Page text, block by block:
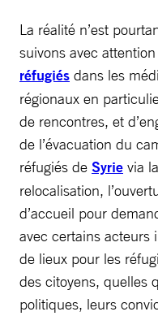
La réalité n’est
suivons avec
réfugiés dans les
régionaux en
de rencontres, et
de l’évacuation du
réfugiés de Syrie via
relocalisation,
d’accueil pour
avec certains acteurs
de lieux pour les
des citoyens, quelles
politiques, leurs